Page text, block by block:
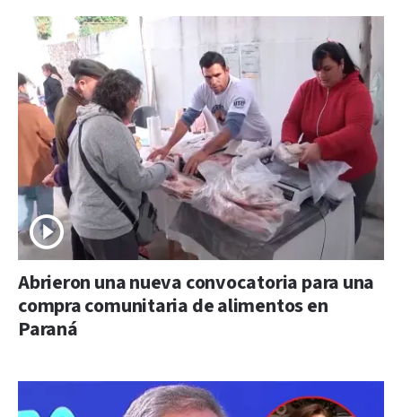
Abrieron una nueva convocatoria para una
compra comunitaria de alimentos en
Paraná